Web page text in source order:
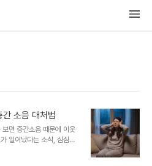
소음 대처법
면 층간소음 때문에 이웃
일어났다는 소식, 심심치
때마다 가슴이 철렁하면서